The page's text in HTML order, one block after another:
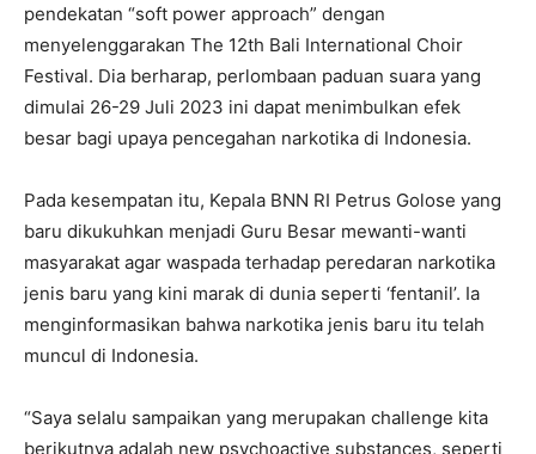
pendekatan “soft power approach” dengan
menyelenggarakan The 12th Bali International Choir
Festival. Dia berharap, perlombaan paduan suara yang
dimulai 26-29 Juli 2023 ini dapat menimbulkan efek
besar bagi upaya pencegahan narkotika di Indonesia.
Pada kesempatan itu, Kepala BNN RI Petrus Golose yang
baru dikukuhkan menjadi Guru Besar mewanti-wanti
masyarakat agar waspada terhadap peredaran narkotika
jenis baru yang kini marak di dunia seperti ‘fentanil’. Ia
menginformasikan bahwa narkotika jenis baru itu telah
muncul di Indonesia.
“Saya selalu sampaikan yang merupakan challenge kita
berikutnya adalah new psychoactive substances, seperti